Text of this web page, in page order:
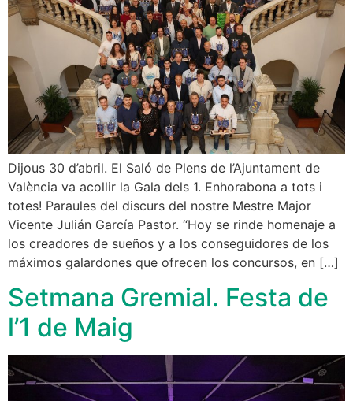
Dijous 30 d’abril. El Saló de Plens de l’Ajuntament de
València va acollir la Gala dels 1. Enhorabona a tots i
totes! Paraules del discurs del nostre Mestre Major
Vicente Julián García Pastor. “Hoy se rinde homenaje a
los creadores de sueños y a los conseguidores de los
máximos galardones que ofrecen los concursos, en […]
Setmana Gremial. Festa de
l’1 de Maig